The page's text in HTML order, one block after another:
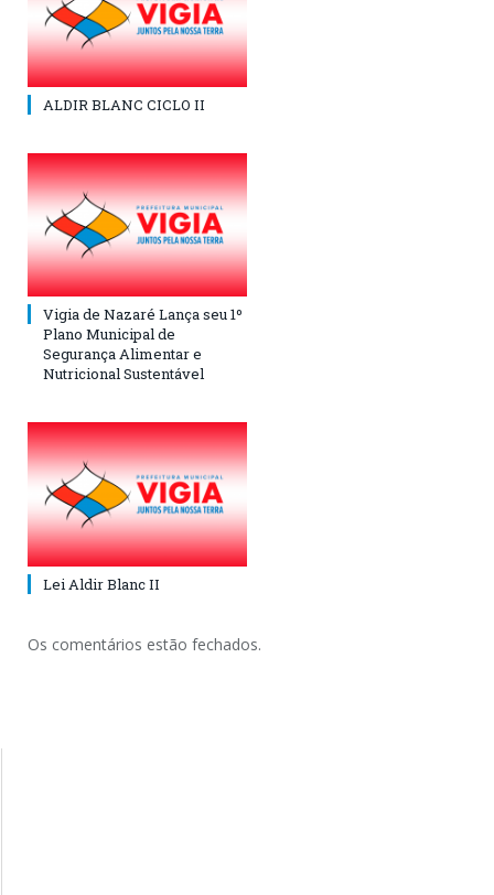
ALDIR BLANC CICLO II
Vigia de Nazaré Lança seu 1º
Plano Municipal de
Segurança Alimentar e
Nutricional Sustentável
Lei Aldir Blanc II
Os comentários estão fechados.